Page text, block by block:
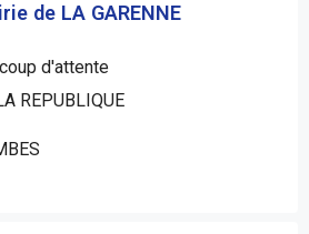
de LA GARENNE
d'attente
REPUBLIQUE